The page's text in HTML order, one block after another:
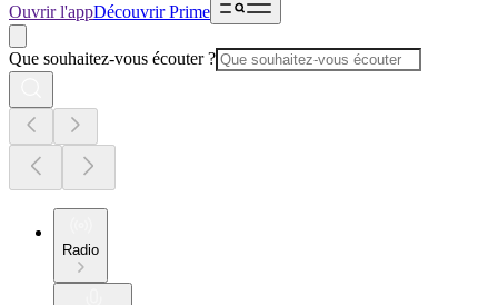
Ouvrir l'appDécouvrir Prime
Que souhaitez-vous écouter ?
Radio